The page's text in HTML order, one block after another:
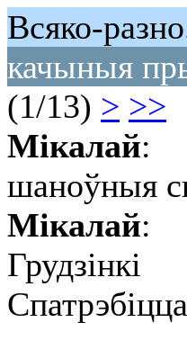
Всяко-
качыныя
(1/13) > >>
Мікалай:
шаноўныя
Мікалай:
Грудзінкі